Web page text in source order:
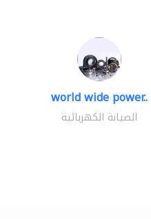
world wide power..
الصيانة الكهربائية